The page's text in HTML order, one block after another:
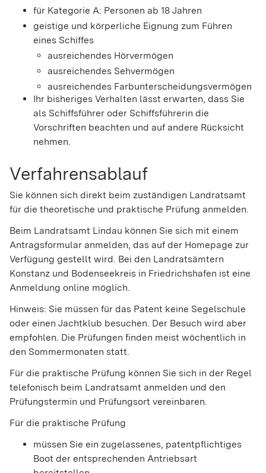
für Kategorie A: Personen ab 18 Jahren
geistige und körperliche Eignung zum Führen
eines Schiffes
ausreichendes Hörvermögen
ausreichendes Sehvermögen
ausreichendes Farbunterscheidungsvermögen
Ihr bisheriges Verhalten lässt erwarten, dass Sie
als Schiffsführer oder Schiffsführerin die
Vorschriften beachten und auf andere Rücksicht
nehmen.
Verfahrensablauf
Sie können sich direkt beim zuständigen Landratsamt
für die theoretische und praktische Prüfung anmelden.
Beim Landratsamt Lindau können Sie sich mit einem
Antragsformular anmelden, das auf der Homepage zur
Verfügung gestellt wird. Bei den Landratsämtern
Konstanz und Bodenseekreis in Friedrichshafen ist eine
Anmeldung online möglich.
Hinweis: Sie müssen für das Patent keine Segelschule
oder einen Jachtklub besuchen. Der Besuch wird aber
empfohlen. Die Prüfungen finden meist wöchentlich in
den Sommermonaten statt.
Für die praktische Prüfung können Sie sich in der Regel
telefonisch beim Landratsamt anmelden und den
Prüfungstermin und Prüfungsort vereinbaren.
Für die praktische Prüfung
müssen Sie ein zugelassenes, patentpflichtiges
Boot der entsprechenden Antriebsart